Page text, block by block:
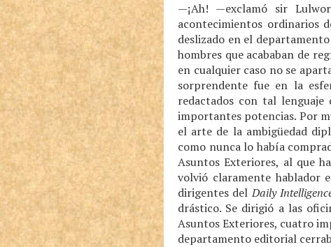
—¡Ah! —exclamó sir
acontecimientos ordinarios
deslizado en el
hombres que acababan de
en cualquier caso no se
sorprendente fue en la
redactados con tal
importantes potencias. Por
el arte de la ambigüedad
como nunca lo había
Asuntos Exteriores, al que
volvió claramente hablador
dirigentes delDaily
drástico. Se dirigió a las
Asuntos Exteriores, cuatro
departamento editorial